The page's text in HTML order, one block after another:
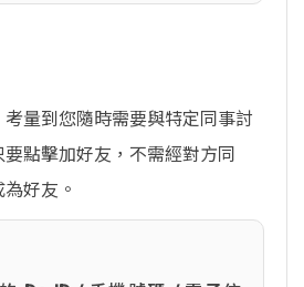
考量到您隨時需要與特定同事討
點擊加好友，不需經對方同
好友。